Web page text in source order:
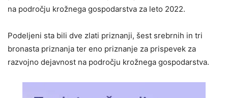
na področju krožnega gospodarstva za leto 2022.
Podeljeni sta bili dve zlati priznanji, šest srebrnih in tri
bronasta priznanja ter eno priznanje za prispevek za
razvojno dejavnost na področju krožnega gospodarstva.